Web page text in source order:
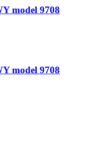
model 9708
model 9708